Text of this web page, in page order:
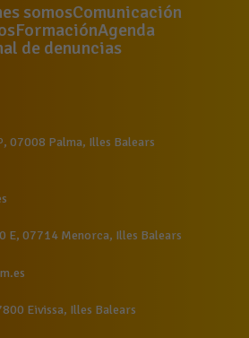
somosComunicación
FormaciónAgenda
de denuncias
07008 Palma, Illes Balears
E, 07714 Menorca, Illes Balears
Eivissa, Illes Balears